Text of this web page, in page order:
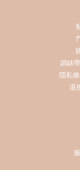
調錶
隱私
退